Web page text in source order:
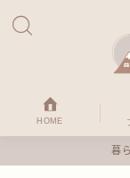
HOME
暮らしの話
HOME
暮